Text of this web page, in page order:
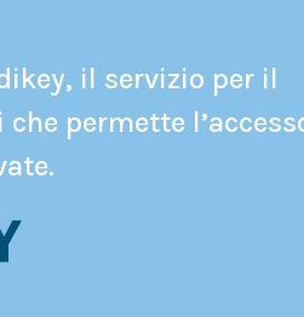
il servizio per il
permette